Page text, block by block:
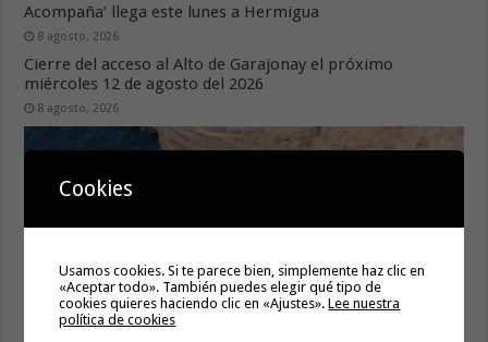
Acompaña’ llega este lunes a Hermigua
8 agosto, 2026
Cierre del acceso al Alto de Garajonay el próximo
miércoles 12 de agosto del 2026
8 agosto, 2026
Cookies
Usamos cookies. Si te parece bien, simplemente haz clic en
«Aceptar todo». También puedes elegir qué tipo de
cookies quieres haciendo clic en «Ajustes».Lee nuestra
política de cookies